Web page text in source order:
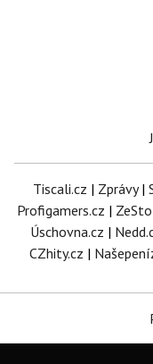
Tiscali.cz | Zprávy|
Profigamers.cz |
Úschovna.cz |
CZhity.cz |